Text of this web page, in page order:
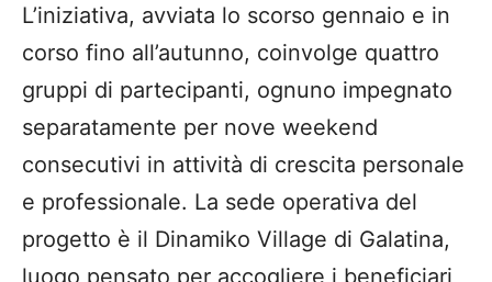
L’iniziativa, avviata lo scorso gennaio e in
corso fino all’autunno, coinvolge quattro
gruppi di partecipanti, ognuno impegnato
separatamente per nove weekend
consecutivi in attività di crescita personale
e professionale. La sede operativa del
progetto è il Dinamiko Village di Galatina,
luogo pensato per accogliere i beneficiari